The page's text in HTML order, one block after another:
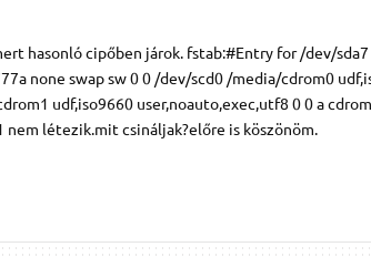
hasonló cipőben járok. fstab:#Entry for /dev/sda7
none swap sw 0 0 /dev/scd0 /media/cdrom0
udf,iso9660 user,noauto,exec,utf8 0 0 a
nem létezik.mit csináljak?előre is köszönöm.